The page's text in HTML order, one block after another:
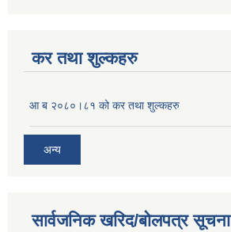
कर तथा शुल्कहरु
आ ब २०८०।८१ को कर तथा शुल्कहरु
अन्य
सार्वजनिक खरिद/बोलपत्र सूचना